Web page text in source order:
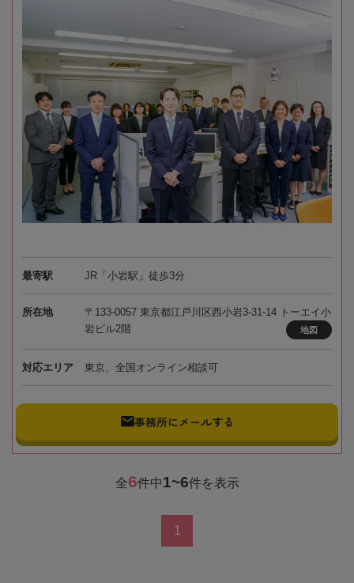
最寄駅 JR「小岩駅」徒歩3分
所在地
〒133-0057 東京都江戸川区西小岩3-31-14 トーエイ小
岩ビル2階
地図
対応エリア 東京、全国オンライン相談可
事務所にメールする
全6件中1~6件を表示
1